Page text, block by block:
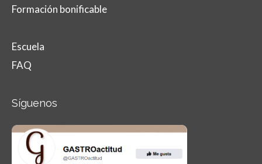
Formación bonificable
Escuela
FAQ
Síguenos